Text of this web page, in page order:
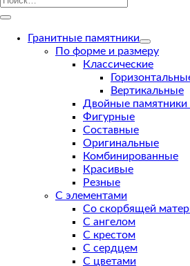
Гранитные памятники
По форме и размеру
Классические
Вертикальные
Двойные памятники
Фигурные
Составные
Оригинальные
Комбинированные
Красивые
Резные
С элементами
Со скорбящей
С ангелом
С крестом
С сердцем
С цветами